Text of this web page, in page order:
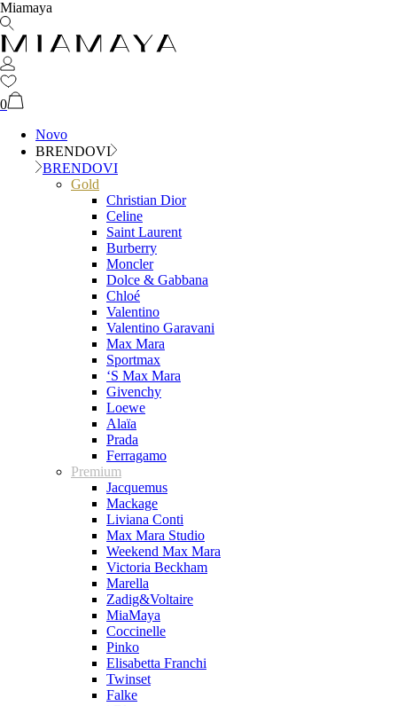
Miamaya
0
Novo
BRENDOVI
BRENDOVI
Gold
Christian Dior
Celine
Saint Laurent
Burberry
Moncler
Dolce & Gabbana
Chloé
Valentino
Valentino Garavani
Max Mara
Sportmax
‘S Max Mara
Givenchy
Loewe
Alaïa
Prada
Ferragamo
Premium
Jacquemus
Mackage
Liviana Conti
Max Mara Studio
Weekend Max Mara
Victoria Beckham
Marella
Zadig&Voltaire
MiaMaya
Coccinelle
Pinko
Elisabetta Franchi
Twinset
Falke